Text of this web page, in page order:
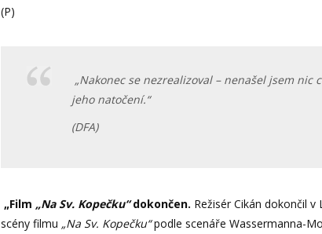
(P)
„Nakonec se nezrealizoval – nenašel jsem nic
jeho natočení.“
(DFA)
„Film „Na Sv. Kopečku“dokončen. Režisér Cikán dokončil
scény filmu „Na Sv. Kopečku“podle scenáře Wassermanna-